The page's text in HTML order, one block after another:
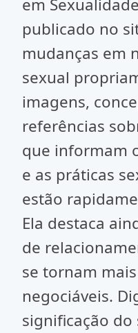
em
publicado no
mudanças em
sexual
imagens,
referências
que informam
e as práticas
estão
Ela destaca
de
se tornam
negociáveis.
significação do